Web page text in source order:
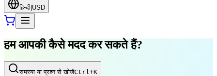
हिन्दी USD
हम आपकी कैसे मदद कर सकते हैं?
समस्या या प्रश्न से खोजेंCtrl +K